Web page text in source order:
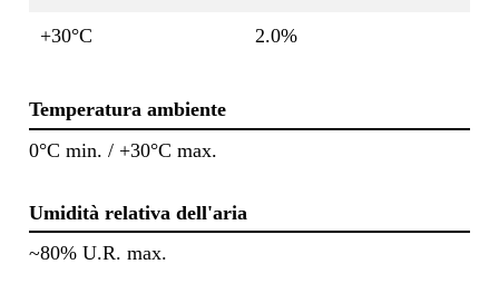
+30°C 2.0%
Temperatura ambiente
0°C min. / +30°C max.
Umidità relativa dell'aria
~80% U.R. max.